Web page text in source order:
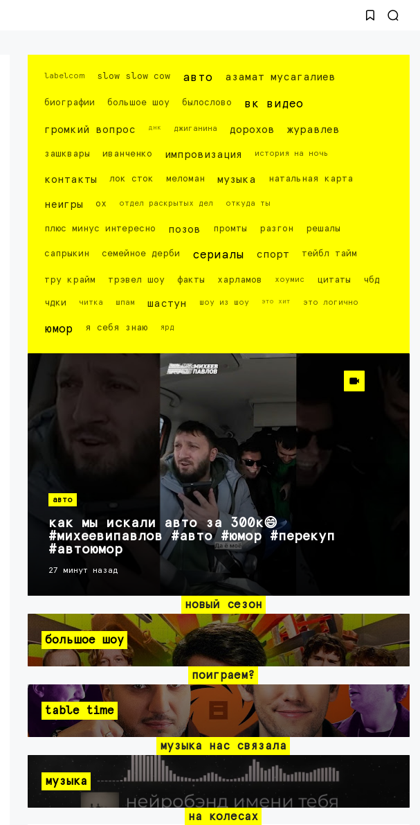
labelcom slow slow cow авто азамат мусагалиев
биографии большое шоу былослово вк видео
громкий вопрос днк джиганина дорохов журавлев
зашквары иванченко импровизация история на ночь
контакты лок сток меломан музыка натальная карта
неигры ох отдел раскрытых дел откуда ты
плюс минус интересно позов промты разгон решалы
сапрыкин семейное дерби сериалы спорт тейбл тайм
тру крайм трэвел шоу факты харламов хоумис цитаты чбд
чдки читка шпам шастун шоу из шоу это хит это логично
юмор я себя знаю ярд
авто
как мы искали авто за 300к😄
#михеевипавлов #авто #юмор #перекуп
#автоюмор
27 минут назад
новый сезон
большое шоу
поиграем?
table time
музыка нас связала
музыка
на колесах